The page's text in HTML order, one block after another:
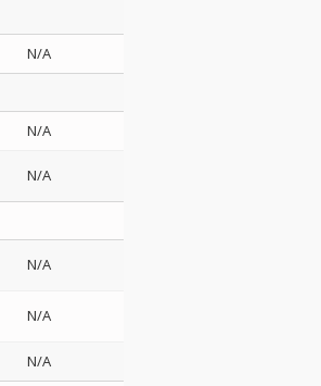
N/A
N/A
N/A
N/A
N/A
N/A